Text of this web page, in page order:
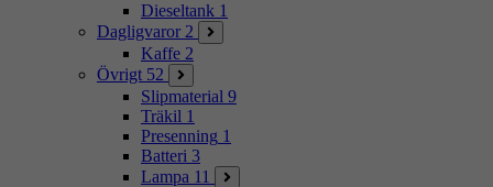
Dieseltank 1
Dagligvaror 2
Kaffe 2
Övrigt 52
Slipmaterial 9
Träkil 1
Presenning 1
Batteri 3
Lampa 11